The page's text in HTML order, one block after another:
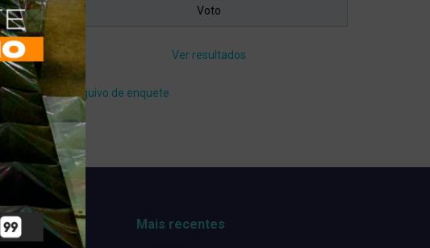
Ver resultados
Arquivo de enquete
Mais recentes